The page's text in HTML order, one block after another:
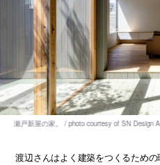
渡辺さんはよく建築をつくるため